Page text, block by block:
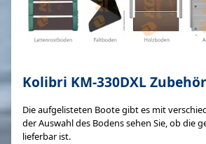
Kolibri KM-330DXL Zubehör
Die aufgelisteten Boote gibt es mit
der Auswahl des Bodens sehen Sie, ob die
lieferbar ist.